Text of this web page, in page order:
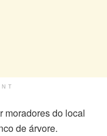
moradores do local
de árvore.